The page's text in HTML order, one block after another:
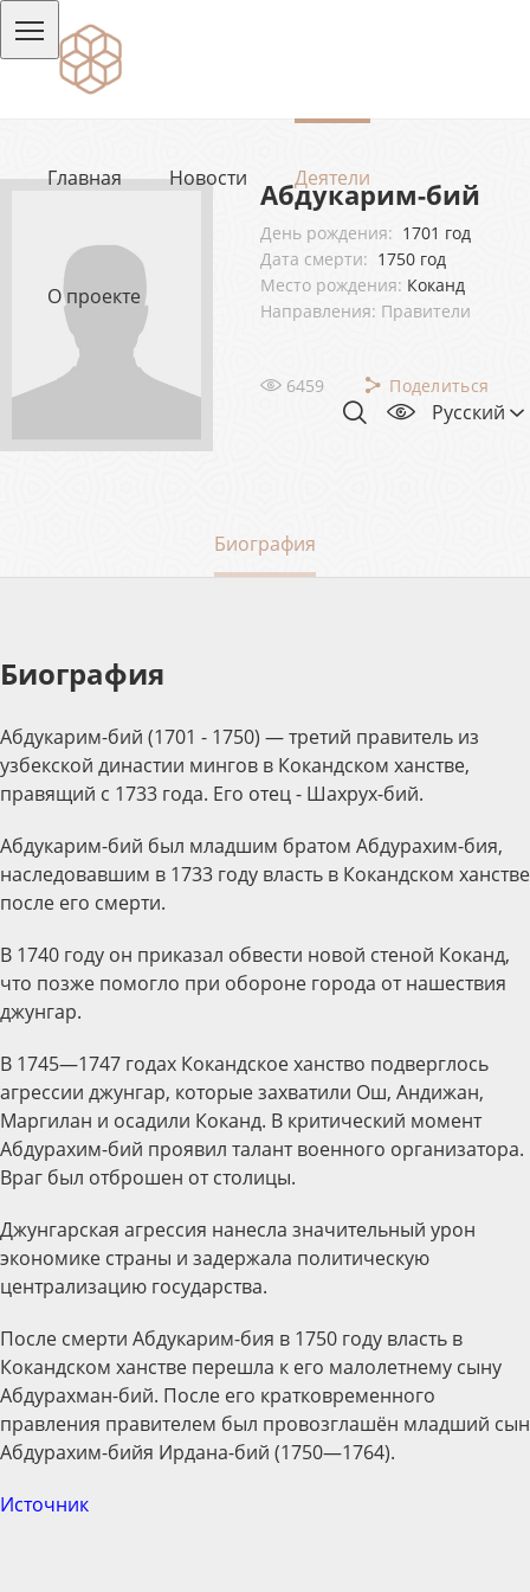
Главная Новости Деятели
О проекте
Русский
Абдукарим-бий
День рождения: 1701 год
Дата смерти: 1750 год
Место рождения: Коканд
Направления: Правители
6459 Поделиться
Биография
Биография
Абдукарим-бий (1701 - 1750) — третий правитель из
узбекской династии мингов в Кокандском ханстве,
правящий с 1733 года. Его отец - Шахрух-бий.
Абдукарим-бий был младшим братом Абдурахим-бия,
наследовавшим в 1733 году власть в Кокандском ханстве
после его смерти.
В 1740 году он приказал обвести новой стеной Коканд,
что позже помогло при обороне города от нашествия
джунгар.
В 1745—1747 годах Кокандское ханство подверглось
агрессии джунгар, которые захватили Ош, Андижан,
Маргилан и осадили Коканд. В критический момент
Абдурахим-бий проявил талант военного организатора.
Враг был отброшен от столицы.
Джунгарская агрессия нанесла значительный урон
экономике страны и задержала политическую
централизацию государства.
После смерти Абдукарим-бия в 1750 году власть в
Кокандском ханстве перешла к его малолетнему сыну
Абдурахман-бий. После его кратковременного
правления правителем был провозглашён младший сын
Абдурахим-бийя Ирдана-бий (1750—1764).
Источник